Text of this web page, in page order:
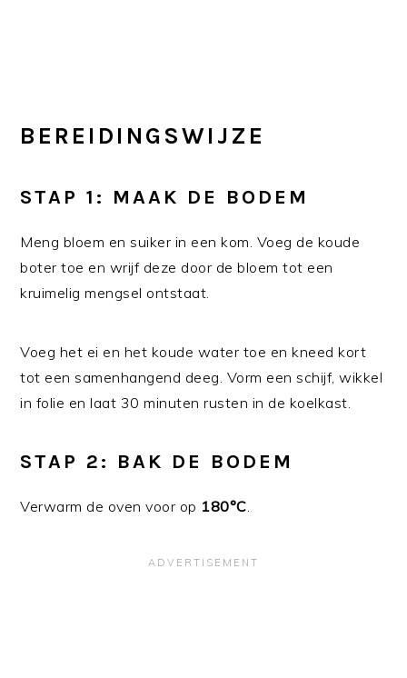
BEREIDINGSWIJZE
STAP 1: MAAK DE BODEM
Meng bloem en suiker in een kom. Voeg de koude
boter toe en wrijf deze door de bloem tot een
kruimelig mengsel ontstaat.
Voeg het ei en het koude water toe en kneed kort
tot een samenhangend deeg. Vorm een schijf, wikkel
in folie en laat 30 minuten rusten in de koelkast.
STAP 2: BAK DE BODEM
Verwarm de oven voor op 180°C